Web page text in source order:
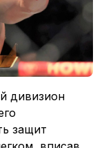
дивизион
защит